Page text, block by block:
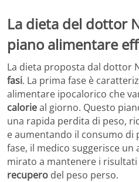
La dieta del dottor
piano alimentare
La dieta proposta dal dottor
fasi. La prima fase è
alimentare ipocalorico che
calorieal giorno. Questo
una rapida perdita di peso,
e aumentando il consumo di
fase, il medico suggerisce
mirato a mantenere i
recupero del peso perso.